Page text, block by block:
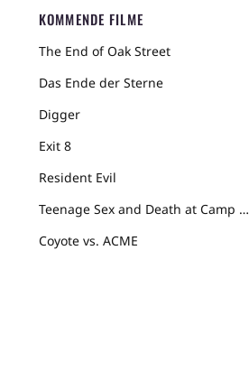
KOMMENDE FILME
The End of Oak Street
Das Ende der Sterne
Digger
Exit 8
Resident Evil
Teenage Sex and Death at Camp Miasma
Coyote vs. ACME